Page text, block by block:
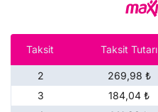
Taksit Taksit Tutarı
2 269,98 ₺
3
184,04 ₺